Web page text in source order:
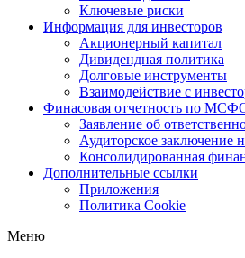
Ключевые риски
Информация для инвесторов
Акционерный капитал
Дивидендная политика
Долговые инструменты
Взаимодействие с
Финасовая отчетность по
Заявление об
Аудиторское заключение
Консолидированная
Дополнительные ссылки
Приложения
Политика Cookie
Меню